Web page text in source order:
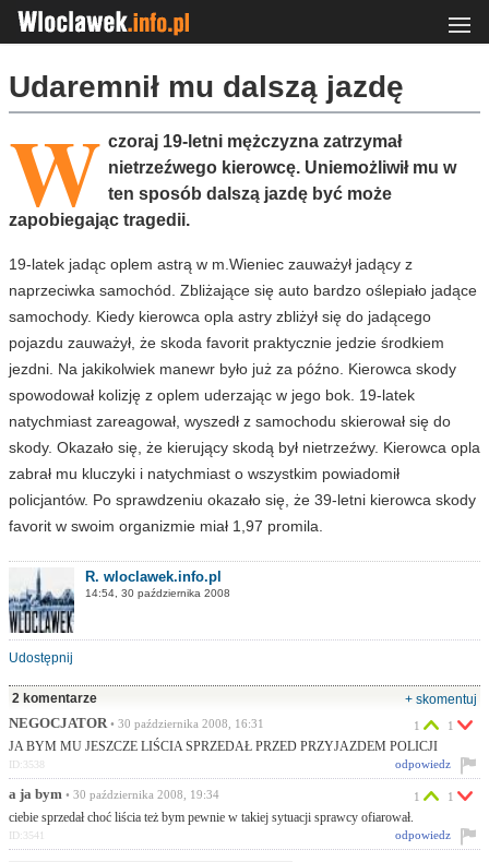
Udaremnił mu dalszą jazdę
W czoraj 19-letni mężczyzna zatrzymał
nietrzeźwego kierowcę. Uniemożliwił mu w
ten sposób dalszą jazdę być może
zapobiegając tragedii.
19-latek jadąc oplem astrą w m.Wieniec zauważył jadący z
naprzeciwka samochód. Zbliżające się auto bardzo oślepiało jadące
samochody. Kiedy kierowca opla astry zbliżył się do jadącego
pojazdu zauważył, że skoda favorit praktycznie jedzie środkiem
jezdni. Na jakikolwiek manewr było już za późno. Kierowca skody
spowodował kolizję z oplem uderzając w jego bok. 19-latek
natychmiast zareagował, wyszedł z samochodu skierował się do
skody. Okazało się, że kierujący skodą był nietrzeźwy. Kierowca opla
zabrał mu kluczyki i natychmiast o wszystkim powiadomił
policjantów. Po sprawdzeniu okazało się, że 39-letni kierowca skody
favorit w swoim organizmie miał 1,97 promila.
R. wloclawek.info.pl
14:54, 30 października 2008
Udostępnij
2 komentarze
+ skomentuj
NEGOCJATOR • 30 października 2008, 16:31
JA BYM MU JESZCZE LIŚCIA SPRZEDAŁ PRZED PRZYJAZDEM POLICJI
1 1
odpowiedz
ID:3538
a ja bym • 30 października 2008, 19:34
ciebie sprzedał choć liścia też bym pewnie w takiej sytuacji sprawcy ofiarował.
1 1
odpowiedz
ID:3541